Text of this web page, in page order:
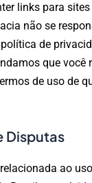
links para
não se
de
que você
de uso de
Disputas
ao